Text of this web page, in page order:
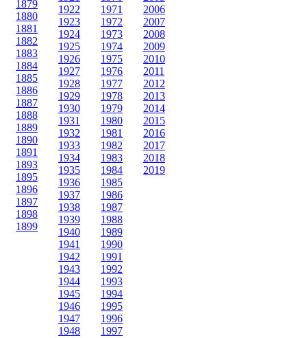
1879
1880
1881
1882
1883
1884
1885
1886
1887
1888
1889
1890
1891
1893
1895
1896
1897
1898
1899
1922
1923
1924
1925
1926
1927
1928
1929
1930
1931
1932
1933
1934
1935
1936
1937
1938
1939
1940
1941
1942
1943
1944
1945
1946
1947
1948
1971
1972
1973
1974
1975
1976
1977
1978
1979
1980
1981
1982
1983
1984
1985
1986
1987
1988
1989
1990
1991
1992
1993
1994
1995
1996
1997
2006
2007
2008
2009
2010
2011
2012
2013
2014
2015
2016
2017
2018
2019